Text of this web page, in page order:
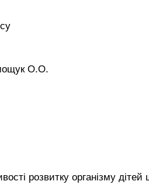
О.О.
розвитку організму